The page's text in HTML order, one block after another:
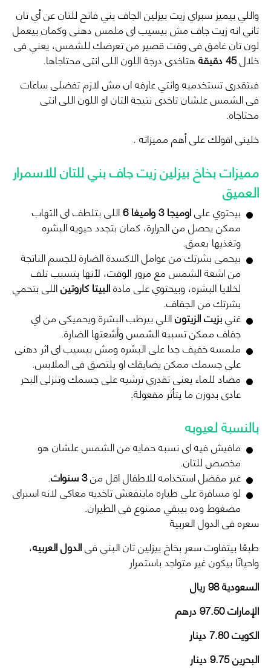
واللي بيميز سبراي زيت بيزلين الجاف بني فاتح للتان عن أي تان
تاني انه زيت جاف مش بيسيب اى ملمس دهنى وكمان بيعمل
لون تان غامق فى وقت قصير من تعرضك للشمس، يعني فى
خلال45 دقيقة
هتاخدى درجة اللون اللى انتى محتاجاها.
فبتقدرى تستخدميه وانتي عارفه ان مش لازم تفضلى ساعات
فى الشمس علشان تاخدى نتيجة التان او اللون اللى انتى
محتاجاه.
خلينى اقولك على أهم مميزاته .
مميزات بخاخ بيزلين زيت جاف بني للتان للاسمرار
العميق
بيحتوي علىاوميجا 3 واميغا 6 اللى بتلطف اى التهاب
ممكن يحصل من الحرارة، كمان بتجدد حيويه البشره
وتغذيها بعمق.
بيحمى بشرتك من عوامل الاكسدة الضارة للجسم الناتجة
من اشعة الشمس مع مرور الوقت، لأنها بتسبب تلف
لخلايا البشره، وبيحتوي على مادةالبيتا كاروتيناللى بتحمي
بشرتك من الجفاف.
غنيبزيت الزيتوناللي بيرطب البشرة ويحميكى من اي
جفاف ممكن تسببه الشمس وأشعتها الضارة.
ملمسه خفيف جدا على البشره ومش بيسيب اى اثر دهنى
على جسمك ممكن يضايقك او يلتصق فى الملابس.
مضاد للماء يعنى تقدري ترشيه على جسمك وتنزلى البحر
عادى بدوزن ما يتأثر مفعولة.
بالنسبة لعيوبه
مافيش فيه اى نسبه حمايه من الشمس علشان هو
مخصص للتان.
غير مفضل استخدامه للاطفال اقل من3 سنوات .
لو مسافرة على طياره ماينفعش تاخديه معاكى لانه اسبراى
مضغوط وده بيبقي ممنوع فى الطيران.
سعره فى الدول العربية
طبعًا بيتفاوت سعر بخاخ بيزلين تان البني فىالدول العربيه،
واحيانًا بيكون غير متواجد باستمرار
السعودية98ريال
الإمارات97.50درهم
الكويت7.80دينار
البحرين9.75دينار